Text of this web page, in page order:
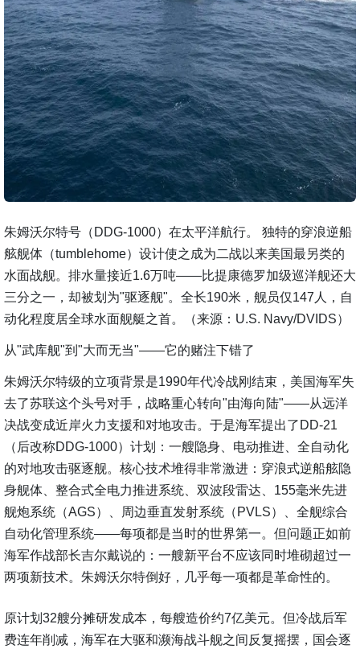
朱姆沃尔特号（DDG-1000）在太平洋航行。 独特的穿浪逆船
舷舰体（tumblehome）设计使之成为二战以来美国最另类的
水面战舰。排水量接近1.6万吨——比提康德罗加级巡洋舰还大
三分之一，却被划为"驱逐舰"。全长190米，舰员仅147人，自
动化程度居全球水面舰艇之首。（来源：U.S. Navy/DVIDS）
从"武库舰"到"大而无当"——它的赌注下错了
朱姆沃尔特级的立项背景是1990年代冷战刚结束，美国海军失
去了苏联这个头号对手，战略重心转向"由海向陆"——从远洋
决战变成近岸火力支援和对地攻击。于是海军提出了DD-21
（后改称DDG-1000）计划：一艘隐身、电动推进、全自动化
的对地攻击驱逐舰。核心技术堆得非常激进：穿浪式逆船舷隐
身舰体、整合式全电力推进系统、双波段雷达、155毫米先进
舰炮系统（AGS）、周边垂直发射系统（PVLS）、全舰综合
自动化管理系统——每项都是当时的世界第一。但问题正如前
海军作战部长吉尔戴说的：一艘新平台不应该同时堆砌超过一
两项新技术。朱姆沃尔特倒好，几乎每一项都是革命性的。
原计划32艘分摊研发成本，每艘造价约7亿美元。但冷战后军
费连年削减，海军在大驱和濒海战斗舰之间反复摇摆，国会逐